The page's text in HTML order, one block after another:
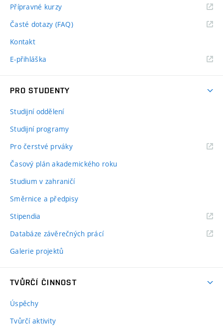
Přípravné kurzy
Časté dotazy (FAQ)
Kontakt
E-přihláška
PRO STUDENTY
Studijní oddělení
Studijní programy
Pro čerstvé prváky
Časový plán akademického roku
Studium v zahraničí
Směrnice a předpisy
Stipendia
Databáze závěrečných prácí
Galerie projektů
TVŮRČÍ ČINNOST
Úspěchy
Tvůrčí aktivity